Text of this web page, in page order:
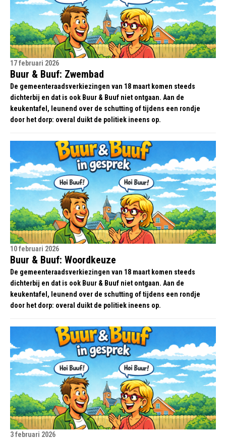
17 februari 2026
Buur & Buuf: Zwembad
De gemeenteraadsverkiezingen van 18 maart komen steeds
dichterbij en dat is ook Buur & Buuf niet ontgaan. Aan de
keukentafel, leunend over de schutting of tijdens een rondje
door het dorp: overal duikt de politiek ineens op.
10 februari 2026
Buur & Buuf: Woordkeuze
De gemeenteraadsverkiezingen van 18 maart komen steeds
dichterbij en dat is ook Buur & Buuf niet ontgaan. Aan de
keukentafel, leunend over de schutting of tijdens een rondje
door het dorp: overal duikt de politiek ineens op.
3 februari 2026